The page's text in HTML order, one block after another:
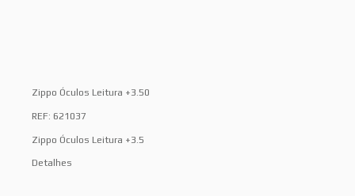
Zippo Óculos Leitura +3.50
REF: 621037
Zippo Óculos Leitura +3.5
Detalhes